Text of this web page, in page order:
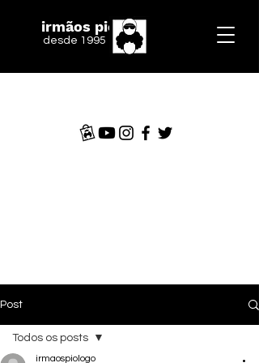
irmãos piologo
desde 1995
Post
Todos os posts
irmaospiologo